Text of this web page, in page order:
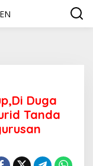
Duga
Tanda